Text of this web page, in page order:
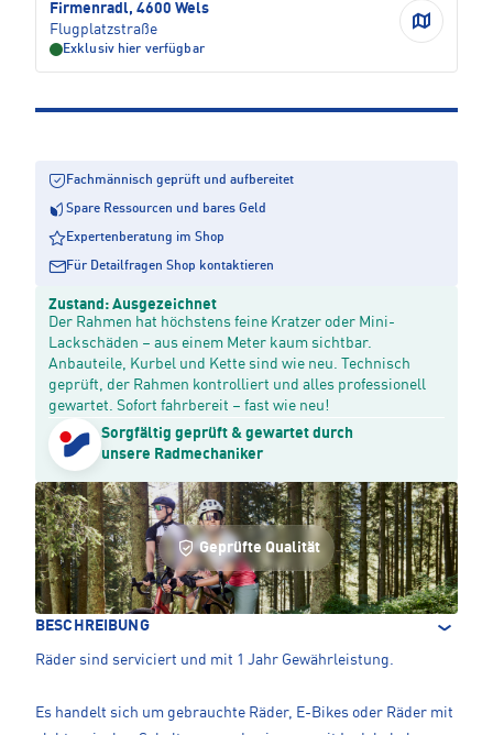
Firmenradl, 4600 Wels
Flugplatzstraße
Exklusiv hier verfügbar
Fachmännisch geprüft und aufbereitet
Spare Ressourcen und bares Geld
Expertenberatung im Shop
Für Detailfragen Shop kontaktieren
Geprüfte Qualität
Zustand: Ausgezeichnet
Der Rahmen hat höchstens feine Kratzer oder Mini-
Lackschäden – aus einem Meter kaum sichtbar.
Anbauteile, Kurbel und Kette sind wie neu. Technisch
geprüft, der Rahmen kontrolliert und alles professionell
gewartet. Sofort fahrbereit – fast wie neu!
Sorgfältig geprüft & gewartet durch
unsere Radmechaniker
BESCHREIBUNG
Räder sind serviciert und mit 1 Jahr Gewährleistung.
Es handelt sich um gebrauchte Räder, E-Bikes oder Räder mit